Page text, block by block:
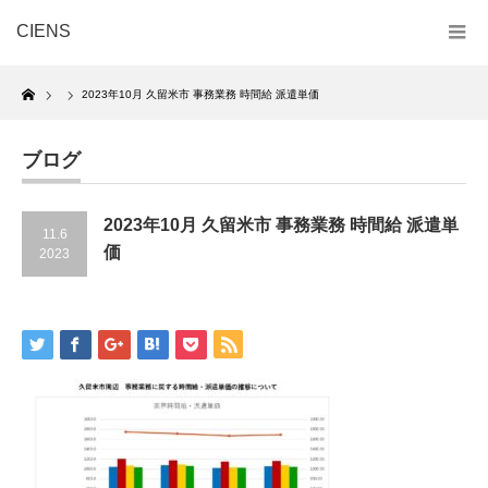
CIENS
Home
2023年10月 久留米市 事務業務 時間給 派遣単価
ブログ
11.6
2023
2023年10月 久留米市 事務業務 時間給 派遣単
価